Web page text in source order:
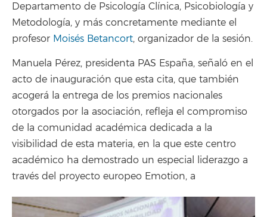
Departamento de Psicología Clínica, Psicobiología y
Metodología, y más concretamente mediante el
profesor Moisés Betancort, organizador de la sesión.
Manuela Pérez, presidenta PAS España, señaló en el
acto de inauguración que esta cita, que también
acogerá la entrega de los premios nacionales
otorgados por la asociación, refleja el compromiso
de la comunidad académica dedicada a la
visibilidad de esta materia, en la que este centro
académico ha demostrado un especial liderazgo a
través del proyecto europeo Emotion, a